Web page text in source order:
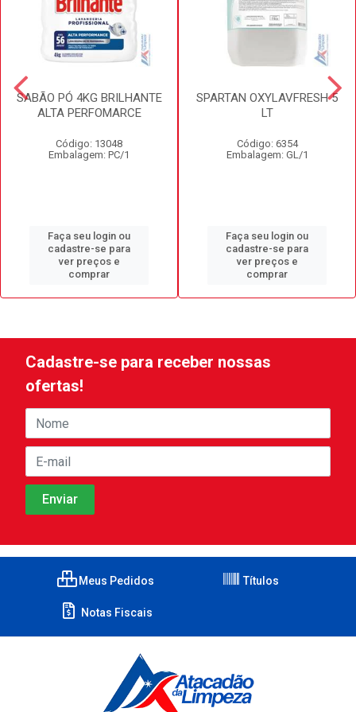
SABÃO PÓ 4KG BRILHANTE
ALTA PERFOMARCE
Código: 13048
Embalagem: PC/1
Faça seu login ou
cadastre-se para
ver preços e
comprar
SPARTAN OXYLAVFRESH 5
LT
Código: 6354
Embalagem: GL/1
Faça seu login ou
cadastre-se para
ver preços e
comprar
Cadastre-se para receber nossas
ofertas!
Meus Pedidos Títulos
Notas Fiscais